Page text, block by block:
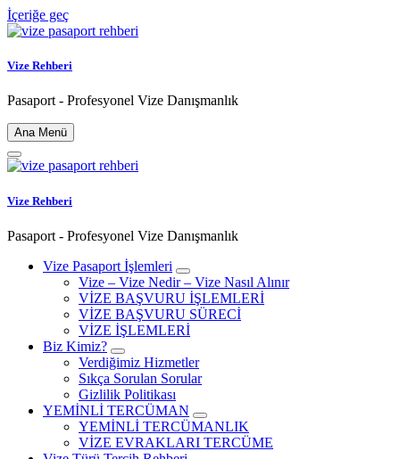
İçeriğe geç
Vize Rehberi
Pasaport - Profesyonel Vize Danışmanlık
Ana Menü
Vize Rehberi
Pasaport - Profesyonel Vize Danışmanlık
Vize Pasaport İşlemleri
Vize – Vize Nedir – Vize Nasıl Alınır
VİZE BAŞVURU İŞLEMLERİ
VİZE BAŞVURU SÜRECİ
VİZE İŞLEMLERİ
Biz Kimiz?
Verdiğimiz Hizmetler
Sıkça Sorulan Sorular
Gizlilik Politikası
YEMİNLİ TERCÜMAN
YEMİNLİ TERCÜMANLIK
VİZE EVRAKLARI TERCÜME